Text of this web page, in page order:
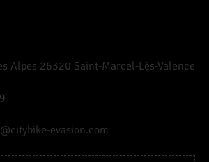
Alpes 26320 Saint-Marcel-Lès-Valence
evasion.com